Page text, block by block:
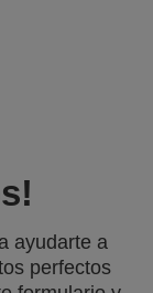
ayudarte a
perfectos